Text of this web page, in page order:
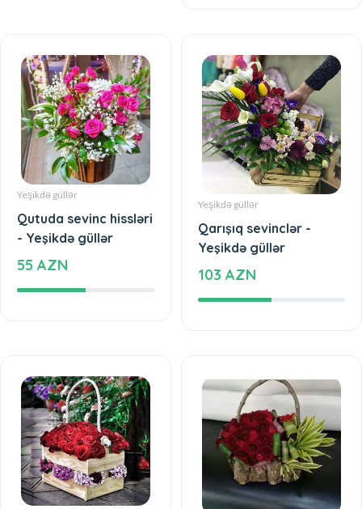
Yeşikdə güllər
Qutuda sevinc hissləri
- Yeşikdə güllər
55 AZN
Yeşikdə güllər
Qarışıq sevinclər -
Yeşikdə güllər
103 AZN